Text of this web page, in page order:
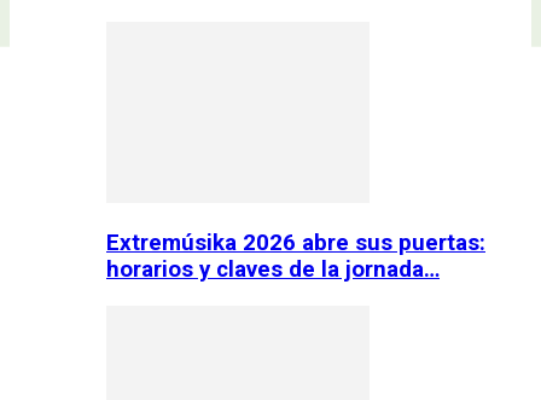
Extremúsika 2026 abre sus puertas:
horarios y claves de la jornada…